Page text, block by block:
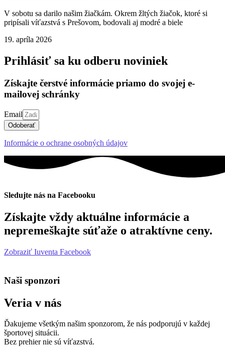
V sobotu sa darilo našim žiačkám. Okrem žltých žiačok, ktoré si
pripísali víťazstvá s Prešovom, bodovali aj modré a biele
19. apríla 2026
Prihlásiť sa ku odberu noviniek
Získajte čerstvé informácie priamo do svojej e-
mailovej schránky
Email
Odoberať
Informácie o ochrane osobných údajov
Sledujte nás na Facebooku
Získajte vždy aktuálne informácie a
nepremeškajte súťaže o atraktívne ceny.
Zobraziť Iuventa Facebook
Naši sponzori
Veria v nás
Ďakujeme všetkým našim sponzorom, že nás podporujú v každej
športovej situácii.
Bez prehier nie sú víťazstvá.